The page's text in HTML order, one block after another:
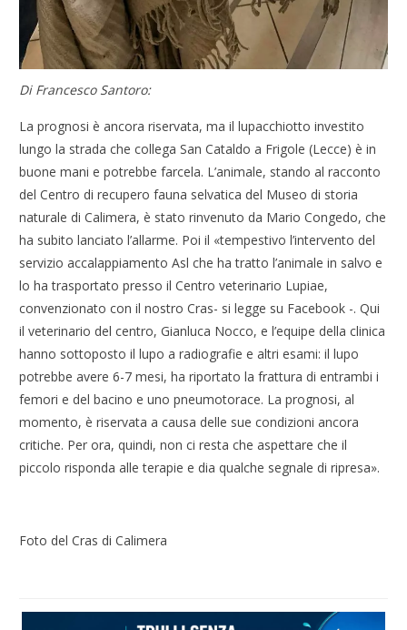
Di Francesco Santoro:
La prognosi è ancora riservata, ma il lupacchiotto investito
lungo la strada che collega San Cataldo a Frigole (Lecce) è in
buone mani e potrebbe farcela. L’animale, stando al racconto
del Centro di recupero fauna selvatica del Museo di storia
naturale di Calimera, è stato rinvenuto da Mario Congedo, che
ha subito lanciato l’allarme. Poi il «tempestivo l’intervento del
servizio accalappiamento Asl che ha tratto l’animale in salvo e
lo ha trasportato presso ilCentro veterinario Lupiae,
convenzionato con il nostro Cras- si legge su Facebook -. Qui
il veterinario del centro, Gianluca Nocco, e l’equipe della clinica
hanno sottoposto il lupo a radiografie e altri esami: il lupo
potrebbe avere 6-7 mesi, ha riportato la frattura di entrambi i
femori e del bacino e uno pneumotorace. La prognosi, al
momento, è riservata a causa delle sue condizioni ancora
critiche. Per ora, quindi, non ci resta che aspettare che il
piccolo risponda alle terapie e dia qualche segnale di ripresa».
Foto del Cras di Calimera